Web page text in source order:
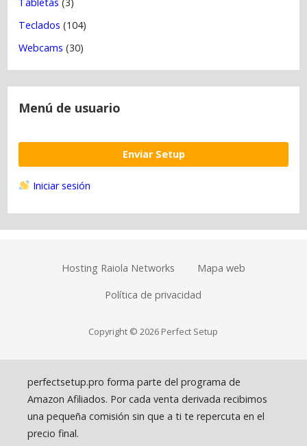
Teclados (104)
Webcams (30)
Menú de usuario
Enviar Setup
Iniciar sesión
Hosting Raiola Networks Mapa web
Política de privacidad
Copyright © 2026 Perfect Setup
perfectsetup.pro forma parte del programa de
Amazon Afiliados. Por cada venta derivada recibimos
una pequeña comisión sin que a ti te repercuta en el
precio final.